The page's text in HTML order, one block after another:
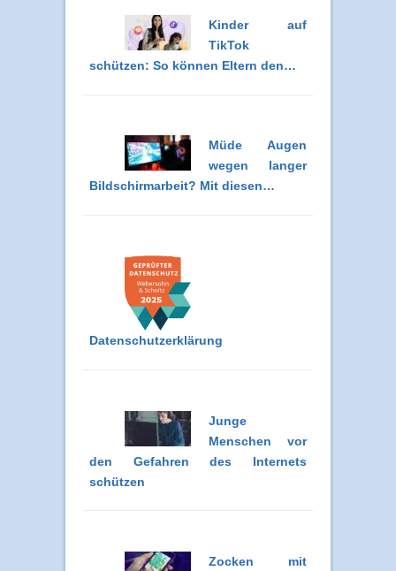
Kinder auf
TikTok
schützen: So können Eltern den…
Müde Augen
wegen langer
Bildschirmarbeit? Mit diesen…
Datenschutzerklärung
Junge
Menschen vor
den Gefahren des Internets
schützen
Zocken mit